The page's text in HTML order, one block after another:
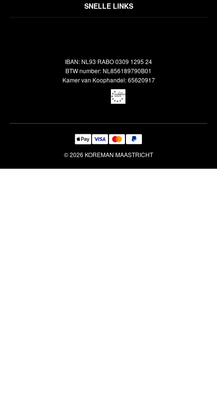
SNELLE LINKS
Veelgestelde vragen
Verzendbeleid
IBAN: NL93 RABO 0309 1295 24
BTW number: NL856189790B01
Kamer van Koophandel: 65620917
© 2026 KOREMAN MAASTRICHT